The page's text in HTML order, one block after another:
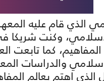
الذي قام عليه
وكنت
كما تابعت
والدراسات
الذي اهتم بعالم